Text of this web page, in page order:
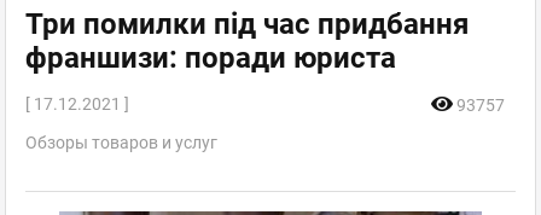
Три помилки під час придбання
франшизи: поради юриста
[ 17.12.2021 ]
93757
Обзоры товаров и услуг